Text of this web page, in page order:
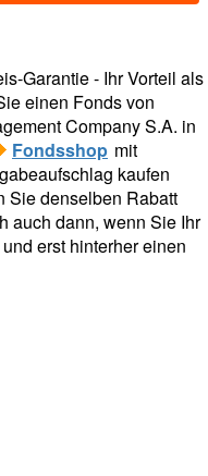
Garantie - Ihr Vorteil als
einen Fonds von
Company S.A. in
Fondsshop mit
kaufen
Sie denselben Rabatt
auch dann, wenn Sie Ihr
erst hinterher einen